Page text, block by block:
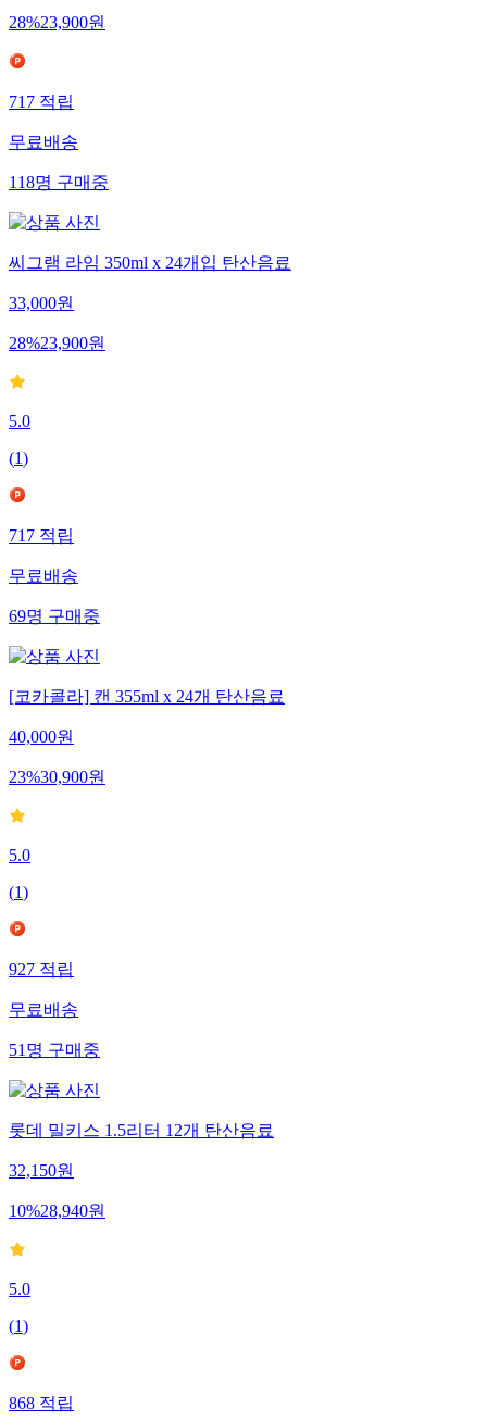
28%23,900원
717적립
무료배송
118명구매중
씨그램 라임 350ml x 24개입 탄산음료
33,000원
28%23,900원
5.0
(1)
717적립
무료배송
69명구매중
[코카콜라] 캔 355ml x 24개 탄산음료
40,000원
23%30,900원
5.0
(1)
927적립
무료배송
51명구매중
롯데 밀키스 1.5리터 12개 탄산음료
32,150원
10%28,940원
5.0
(1)
868적립